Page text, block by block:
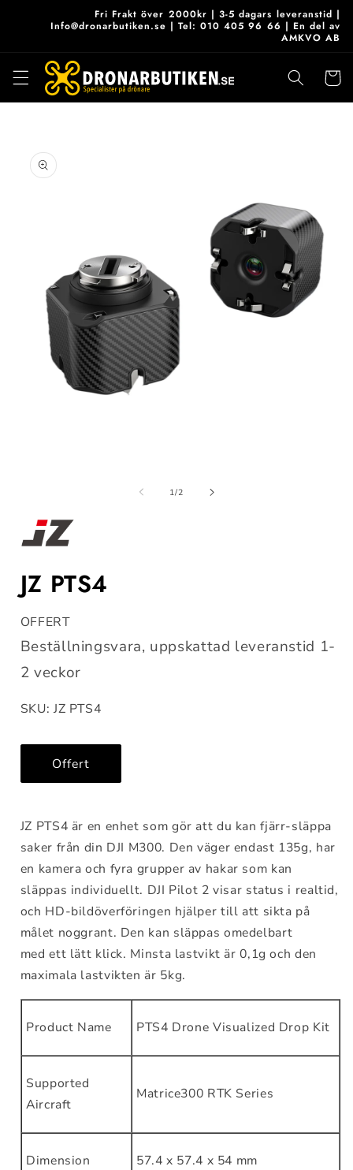
Fri Frakt över 2000kr | 3-5 dagars leveranstid |
Info@dronarbutiken.se | Tel: 010 405 96 66 | En del av
AMKVO AB
vidare till
1/av
2
JZ PTS4
OFFERT
Beställningsvara, uppskattad leveranstid 1-
2 veckor
SKU: JZ PTS4
Offert
JZ PTS4 är en enhet som gör att du kan fjärr-släppa
saker från din DJI M300. Den väger endast 135g, har
en kamera och fyra grupper av hakar som kan
släppas individuellt. DJI Pilot 2 visar status i realtid,
och HD-bildöverföringen hjälper till att sikta på
målet noggrant. Den kan släppas omedelbart
med ett lätt klick. Minsta lastvikt är 0,1g och den
maximala lastvikten är 5kg.
Product Name PTS4 Drone Visualized Drop Kit
Supported
Aircraft
Matrice300 RTK Series
Dimension 57.4 x 57.4 x 54 mm